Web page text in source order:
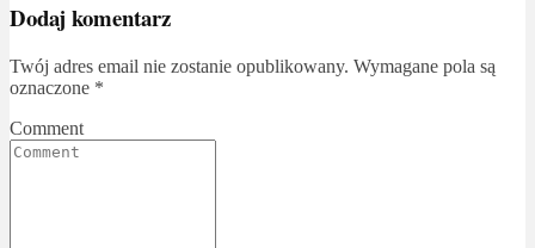
Dodaj komentarz
Twój adres email nie zostanie opublikowany. Wymagane pola są
oznaczone *
Comment